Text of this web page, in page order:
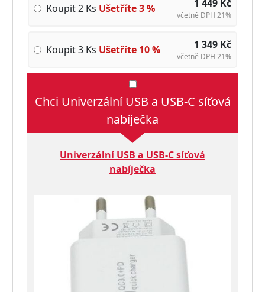
Koupit 2 Ks Ušetříte3% 1 449 Kč
včetně DPH 21%
Koupit 3 Ks Ušetříte 10% 1 349 Kč
včetně DPH 21%
Chci Univerzální USB a USB-C síťová
nabíječka
Univerzální USB a USB-C síťová
nabíječka